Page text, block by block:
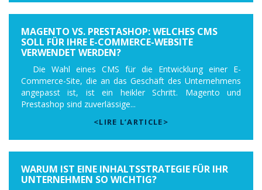
MAGENTO VS. PRESTASHOP: WELCHES CMS
SOLL FÜR IHRE E-COMMERCE-WEBSITE
VERWENDET WERDEN?
Die Wahl eines CMS für die Entwicklung einer E-
Commerce-Site, die an das Geschäft des Unternehmens
angepasst ist, ist ein heikler Schritt. Magento und
Prestashop sind zuverlässige...
<LIRE L’ARTICLE>
WARUM IST EINE INHALTSSTRATEGIE FÜR IHR
UNTERNEHMEN SO WICHTIG?